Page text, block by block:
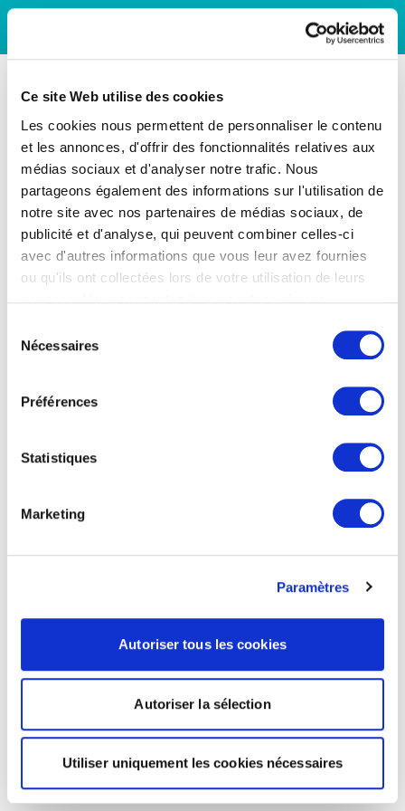
Ce site Web utilise des cookies
Les cookies nous permettent de personnaliser le contenu
et les annonces, d'offrir des fonctionnalités relatives aux
médias sociaux et d'analyser notre trafic. Nous
partageons également des informations sur l'utilisation de
notre site avec nos partenaires de médias sociaux, de
publicité et d'analyse, qui peuvent combiner celles-ci
avec d'autres informations que vous leur avez fournies
ou qu'ils ont collectées lors de votre utilisation de leurs
Nécessaires
Préférences
Statistiques
Marketing
Paramètres
Autoriser tous les cookies
Autoriser la sélection
Utiliser uniquement les cookies nécessaires